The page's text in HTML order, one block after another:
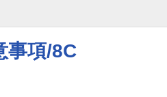
事項/8C